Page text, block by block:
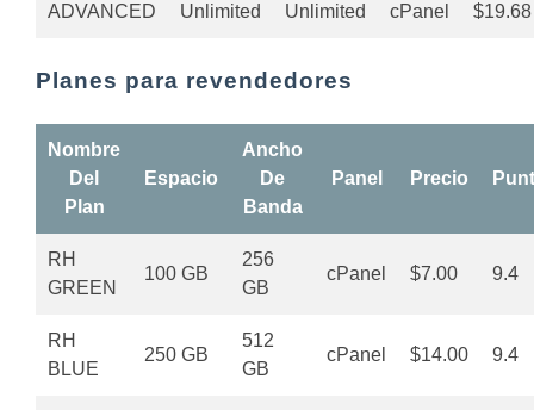
ADVANCED Unlimited Unlimited cPanel $19.68
Planes para revendedores
Nombre
Del
Plan
Espacio
Ancho
De
Banda
Panel Precio
RH
GREEN
100 GB
256
GB
cPanel $7.00 9.4
RH
BLUE
250 GB
512
GB
cPanel $14.00 9.4